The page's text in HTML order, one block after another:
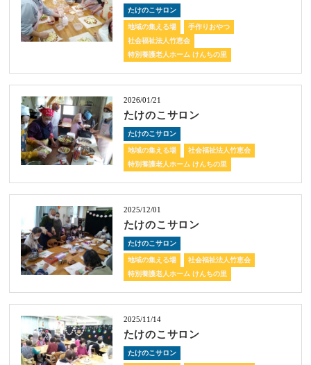
たけのこサロン
地域の集える場
手作りおやつ
社会福祉法人竹恵会
特別養護老人ホーム けんちの里
2026/01/21
たけのこサロン
たけのこサロン
地域の集える場
社会福祉法人竹恵会
特別養護老人ホーム けんちの里
2025/12/01
たけのこサロン
たけのこサロン
地域の集える場
社会福祉法人竹恵会
特別養護老人ホーム けんちの里
2025/11/14
たけのこサロン
たけのこサロン